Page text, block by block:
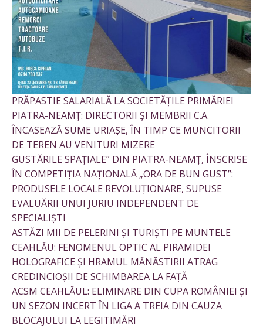
PRĂPASTIE SALARIALĂ LA SOCIETĂȚILE PRIMĂRIEI
PIATRA-NEAMȚ: DIRECTORII ȘI MEMBRII C.A.
ÎNCASEAZĂ SUME URIAȘE, ÎN TIMP CE MUNCITORII
DE TEREN AU VENITURI MIZERE
GUSTĂRILE SPAȚIALE” DIN PIATRA-NEAMȚ, ÎNSCRISE
ÎN COMPETIȚIA NAȚIONALĂ „ORA DE BUN GUST”:
PRODUSELE LOCALE REVOLUȚIONARE, SUPUSE
EVALUĂRII UNUI JURIU INDEPENDENT DE
SPECIALIȘTI
ASTĂZI MII DE PELERINI ȘI TURIȘTI PE MUNTELE
CEAHLĂU: FENOMENUL OPTIC AL PIRAMIDEI
HOLOGRAFICE ȘI HRAMUL MĂNĂSTIRII ATRAG
CREDINCIOȘII DE SCHIMBAREA LA FAȚĂ
ACSM CEAHLĂUL: ELIMINARE DIN CUPA ROMÂNIEI ȘI
UN SEZON INCERT ÎN LIGA A TREIA DIN CAUZA
BLOCAJULUI LA LEGITIMĂRI